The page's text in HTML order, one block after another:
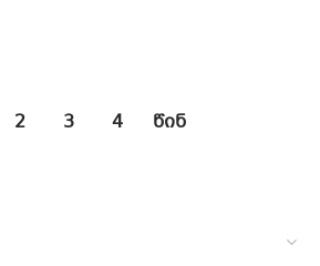
2 3 4 წინ